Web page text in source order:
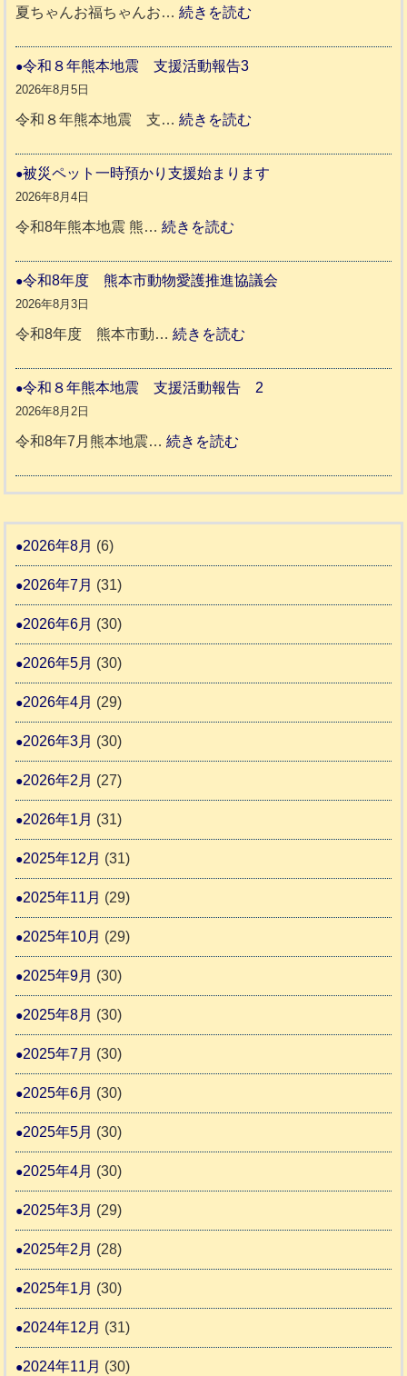
夏ちゃんお福ちゃんお…続きを読む
ト
人
ホ
日
記
令和８年熊本地震 支援活動報告3
2026年8月5日
令和８年熊本地震 支…続きを読む
和
本
支
報
3
被災ペット一時預かり支援始まります
2026年8月4日
令和8年熊本地震 熊…続きを読む
災
ッ
一
り
り
令和8年度 熊本市動物愛護推進協議会
2026年8月3日
令和8年度 熊本市動…続きを読む
和
市
議
令和８年熊本地震 支援活動報告 2
2026年8月2日
令和8年7月熊本地震…続きを読む
和
熊
震
援
報
2026年8月 (6)
2026年7月 (31)
2026年6月 (30)
2026年5月 (30)
2026年4月 (29)
2026年3月 (30)
2026年2月 (27)
2026年1月 (31)
2025年12月 (31)
2025年11月 (29)
2025年10月 (29)
2025年9月 (30)
2025年8月 (30)
2025年7月 (30)
2025年6月 (30)
2025年5月 (30)
2025年4月 (30)
2025年3月 (29)
2025年2月 (28)
2025年1月 (30)
2024年12月 (31)
2024年11月 (30)